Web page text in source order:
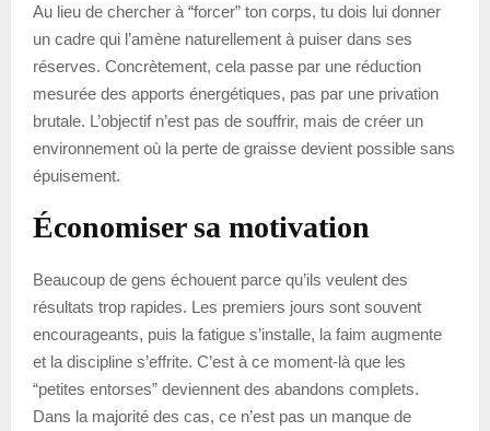
Au lieu de chercher à “forcer” ton corps, tu dois lui donner
un cadre qui l’amène naturellement à puiser dans ses
réserves. Concrètement, cela passe par une réduction
mesurée des apports énergétiques, pas par une privation
brutale. L’objectif n’est pas de souffrir, mais de créer un
environnement où la perte de graisse devient possible sans
épuisement.
Économiser sa motivation
Beaucoup de gens échouent parce qu’ils veulent des
résultats trop rapides. Les premiers jours sont souvent
encourageants, puis la fatigue s’installe, la faim augmente
et la discipline s’effrite. C’est à ce moment-là que les
“petites entorses” deviennent des abandons complets.
Dans la majorité des cas, ce n’est pas un manque de